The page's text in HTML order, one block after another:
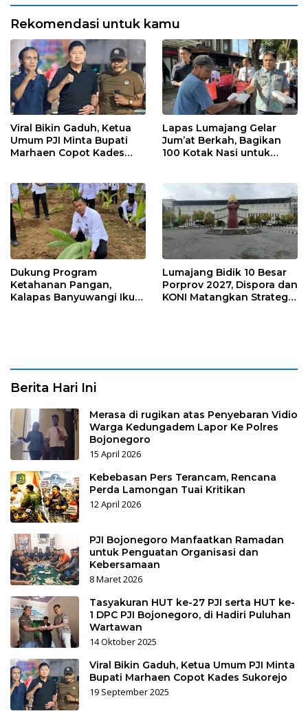
Ngajum
Rekomendasi untuk kamu
Viral Bikin Gaduh, Ketua
Umum PJI Minta Bupati
Marhaen Copot Kades
Lapas Lumajang Gelar
Jum’at Berkah, Bagikan
100 Kotak Nasi untuk
Dukung Program
Ketahanan Pangan,
Kalapas Banyuwangi Ikuti
Lumajang Bidik 10 Besar
Porprov 2027, Dispora dan
KONI Matangkan Strategi
Berita Hari Ini
Merasa di rugikan atas Penyebaran Vidio
Warga Kedungadem Lapor Ke Polres
Bojonegoro
15 April 2026
Kebebasan Pers Terancam, Rencana
Perda Lamongan Tuai Kritikan
12 April 2026
PJI Bojonegoro Manfaatkan Ramadan
untuk Penguatan Organisasi dan
Kebersamaan
8 Maret 2026
Tasyakuran HUT ke-27 PJI serta HUT ke-
1 DPC PJI Bojonegoro, di Hadiri Puluhan
Wartawan
14 Oktober 2025
Viral Bikin Gaduh, Ketua Umum PJI Minta
Bupati Marhaen Copot Kades Sukorejo
19 September 2025